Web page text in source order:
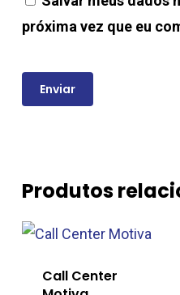
próxima vez que eu
Produtos
Call Center